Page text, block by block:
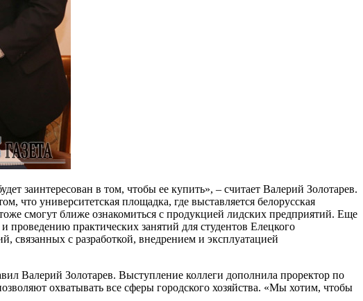
заинтересован в том, чтобы ее купить», – считает Валерий Золотарев.
университетская площадка, где выставляется белорусская
смогут ближе ознакомиться с продукцией лидских предприятий. Еще
практических занятий для студентов Елецкого
связанных с разработкой, внедрением и эксплуатацией
Валерий Золотарев. Выступление коллеги дополнила проректор по
охватывать все сферы городского хозяйства. «Мы хотим, чтобы